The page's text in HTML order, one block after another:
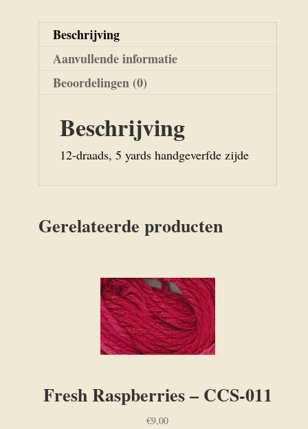
Beschrijving
Aanvullende informatie
Beoordelingen (0)
Beschrijving
12-draads, 5 yards handgeverfde zijde
Gerelateerde producten
Fresh Raspberries – CCS-011
€9,00